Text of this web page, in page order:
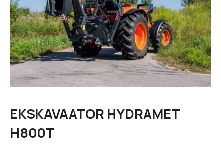
EKSKAVAATOR HYDRAMET
H800T